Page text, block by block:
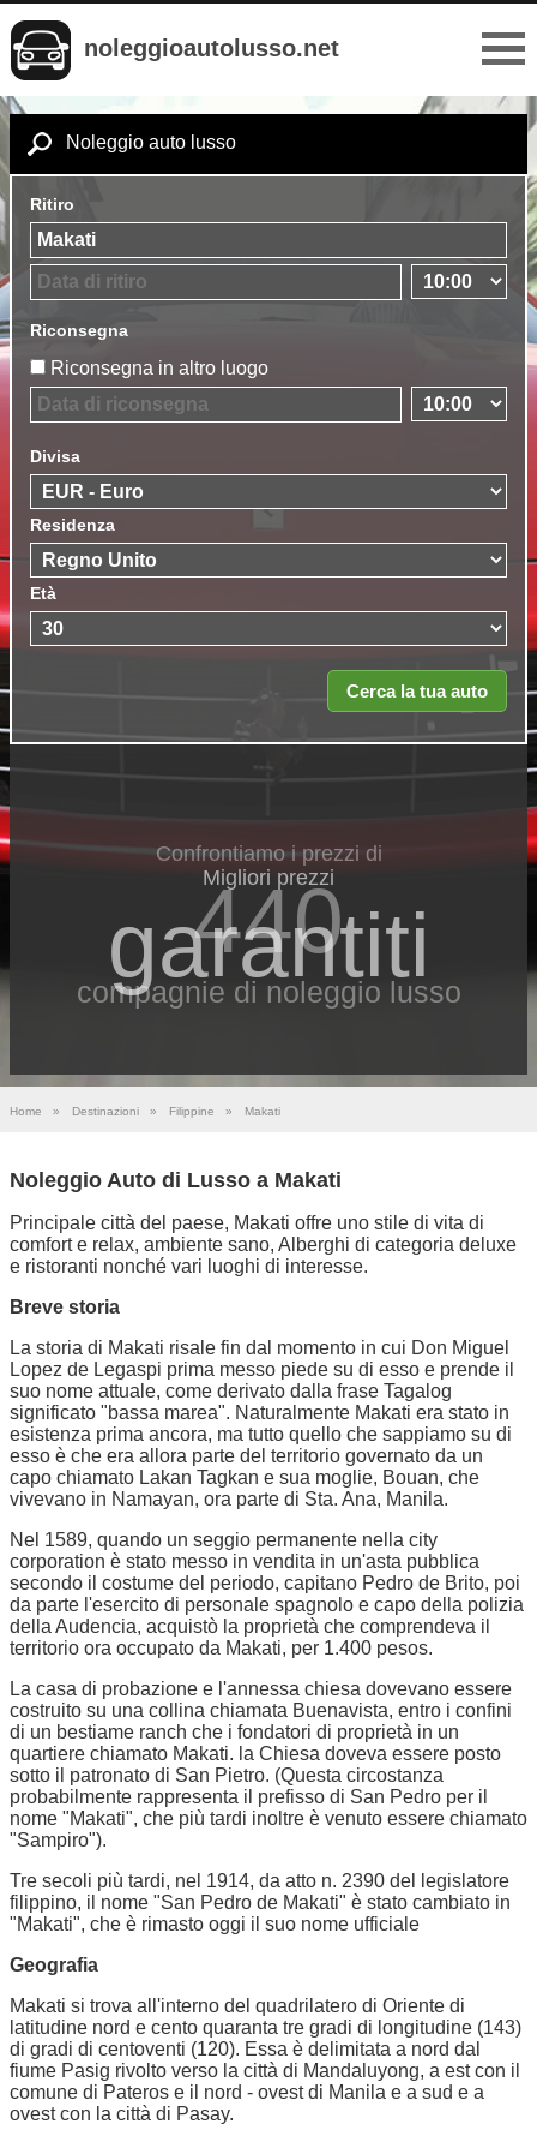
noleggioautolusso.net
Noleggio auto lusso
Ritiro
Riconsegna
Riconsegna in altro luogo
Divisa
Residenza
Età
Confrontiamo i prezzi di
440
compagnie di noleggio lusso
Migliori prezzi
garantiti
Home » Destinazioni » Filippine » Makati
Noleggio Auto di Lusso a Makati
Principale città del paese, Makati offre uno stile di vita di
comfort e relax, ambiente sano, Alberghi di categoria deluxe
e ristoranti nonché vari luoghi di interesse.
Breve storia
La storia di Makati risale fin dal momento in cui Don Miguel
Lopez de Legaspi prima messo piede su di esso e prende il
suo nome attuale, come derivato dalla frase Tagalog
significato "bassa marea". Naturalmente Makati era stato in
esistenza prima ancora, ma tutto quello che sappiamo su di
esso è che era allora parte del territorio governato da un
capo chiamato Lakan Tagkan e sua moglie, Bouan, che
vivevano in Namayan, ora parte di Sta. Ana, Manila.
Nel 1589, quando un seggio permanente nella city
corporation è stato messo in vendita in un'asta pubblica
secondo il costume del periodo, capitano Pedro de Brito, poi
da parte l'esercito di personale spagnolo e capo della polizia
della Audencia, acquistò la proprietà che comprendeva il
territorio ora occupato da Makati, per 1.400 pesos.
La casa di probazione e l'annessa chiesa dovevano essere
costruito su una collina chiamata Buenavista, entro i confini
di un bestiame ranch che i fondatori di proprietà in un
quartiere chiamato Makati. la Chiesa doveva essere posto
sotto il patronato di San Pietro. (Questa circostanza
probabilmente rappresenta il prefisso di San Pedro per il
nome "Makati", che più tardi inoltre è venuto essere chiamato
"Sampiro").
Tre secoli più tardi, nel 1914, da atto n. 2390 del legislatore
filippino, il nome "San Pedro de Makati" è stato cambiato in
"Makati", che è rimasto oggi il suo nome ufficiale
Geografia
Makati si trova all'interno del quadrilatero di Oriente di
latitudine nord e cento quaranta tre gradi di longitudine (143)
di gradi di centoventi (120). Essa è delimitata a nord dal
fiume Pasig rivolto verso la città di Mandaluyong, a est con il
comune di Pateros e il nord - ovest di Manila e a sud e a
ovest con la città di Pasay.